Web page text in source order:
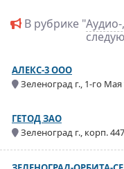
В рубрике "Аудио-
АЛЕКС-3 ООО
Зеленоград г., 1-го Мая
ГЕТОД ЗАО
Зеленоград г., корп. 447